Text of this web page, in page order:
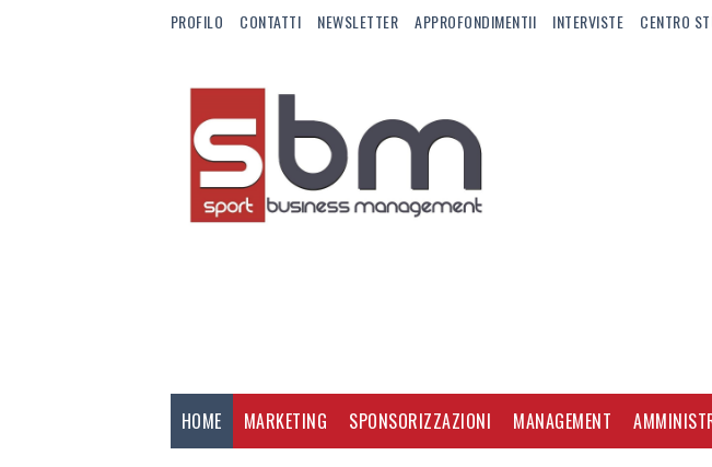
PROFILO CONTATTI NEWSLETTER APPROFONDIMENTII INTERVISTE CENTRO
HOME MARKETING SPONSORIZZAZIONI MANAGEMENT